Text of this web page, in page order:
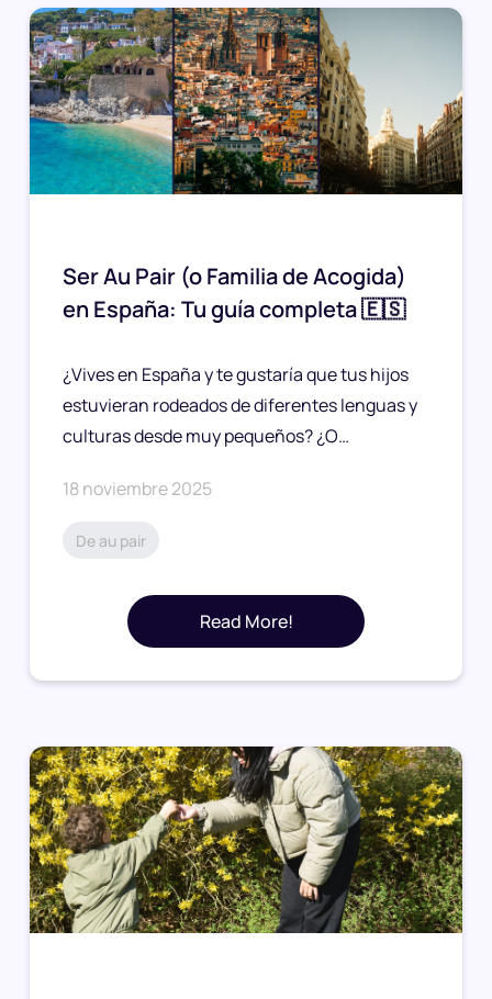
Ser Au Pair (o Familia de Acogida)
en España: Tu guía completa 🇪🇸
¿Vives en España y te gustaría que tus hijos
estuvieran rodeados de diferentes lenguas y
culturas desde muy pequeños? ¿O…
18 noviembre 2025
De au pair
Read More!